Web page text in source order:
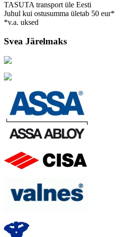
TASUTA transport üle Eesti
Juhul kui ostusumma ületab 50 eur*
*v.a. uksed
Svea Järelmaks